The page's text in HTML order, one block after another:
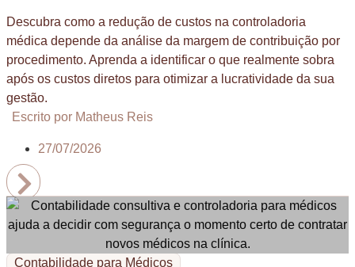
Descubra como a redução de custos na controladoria
médica depende da análise da margem de contribuição por
procedimento. Aprenda a identificar o que realmente sobra
após os custos diretos para otimizar a lucratividade da sua
gestão.
Escrito por Matheus Reis
27/07/2026
Contabilidade para Médicos